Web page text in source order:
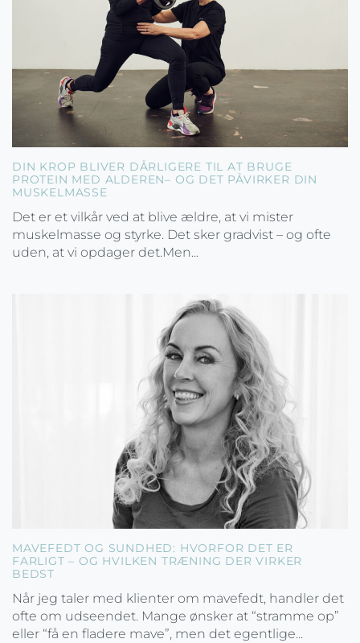
DIN KROP BLIVER DÅRLIGERE TIL AT BRUGE
PROTEIN MED ALDEREN– OG DET PÅVIRKER DIN
MUSKELMASSE
Det er et vilkår ved at blive ældre, at vi mister
muskelmasse og styrke. Det sker gradvist – og ofte
uden, at vi opdager det.Men...
MAVEFEDT OG SUNDHED: HVORFOR DET ER
FARLIGT – OG HVILKEN TRÆNING DER VIRKER
BEDST
Når jeg taler med klienter om mavefedt, handler det
ofte om udseendet. Mange ønsker at “stramme op”
eller “få en fladere mave”, men det egentlige...